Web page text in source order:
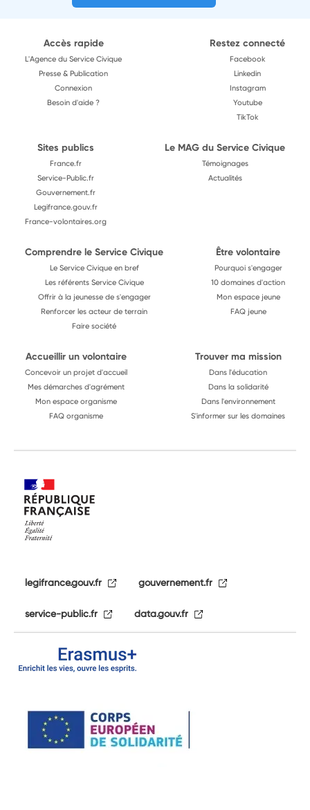
Accès rapide
L'Agence du Service Civique
Presse & Publication
Connexion
Besoin d'aide ?
Restez connecté
Facebook
Linkedin
Instagram
Youtube
TikTok
Sites publics
France.fr
Service-Public.fr
Gouvernement.fr
Legifrance.gouv.fr
France-volontaires.org
Le MAG du Service Civique
Témoignages
Actualités
Comprendre le Service Civique
Le Service Civique en bref
Les référents Service Civique
Offrir à la jeunesse de s'engager
Renforcer les acteur de terrain
Faire société
Être volontaire
Pourquoi s'engager
10 domaines d'action
Mon espace jeune
FAQ jeune
Accueillir un volontaire
Concevoir un projet d'accueil
Mes démarches d'agrément
Mon espace organisme
FAQ organisme
Trouver ma mission
Dans l'éducation
Dans la solidarité
Dans l'environnement
S'informer sur les domaines
legifrance.gouv.fr gouvernement.fr
service-public.fr data.gouv.fr